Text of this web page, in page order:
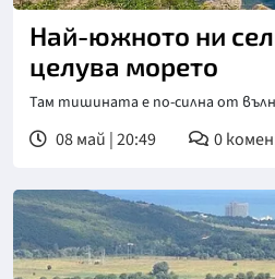
Най-южното ни
целува морето
Там тишината е по-силна от
08 май | 20:49 0